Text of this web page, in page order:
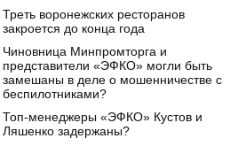
Треть воронежских ресторанов
закроется до конца года
Чиновница Минпромторга и
представители «ЭФКО» могли быть
замешаны в деле о мошенничестве с
беспилотниками?
Топ-менеджеры «ЭФКО» Кустов и
Ляшенко задержаны?